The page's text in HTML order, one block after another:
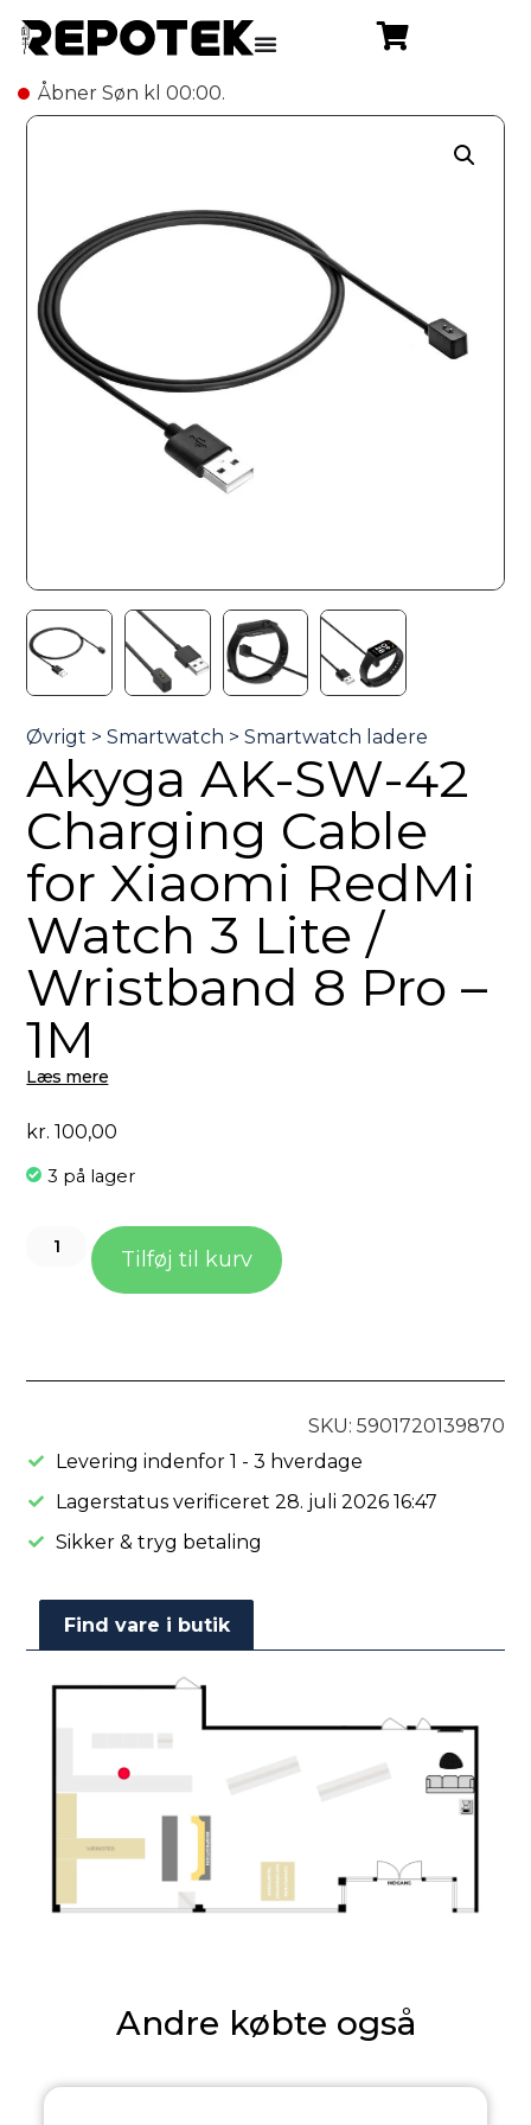
Åbner Søn kl 00:00.
Akyga AK-SW-42
Charging Cable
for Xiaomi RedMi
Watch 3 Lite /
Wristband 8 Pro –
1M
Læs mere
kr. 100,00
3 på lager
Tilføj til kurv
SKU: 5901720139870
Levering indenfor 1 - 3 hverdage
Lagerstatus verificeret 28. juli 2026 16:47
Sikker & tryg betaling
Find vare i butik
Andre købte også